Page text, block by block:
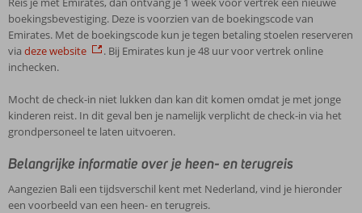
boekingsbevestiging. Deze is voorzien van de boekingscode van
Emirates. Met de boekingscode kun je tegen betaling stoelen reserveren
via deze website
. Bij Emirates kun je 48 uur voor vertrek online
inchecken.
Mocht de check-in niet lukken dan kan dit komen omdat je met jonge
kinderen reist. In dit geval ben je namelijk verplicht de check-in via het
grondpersoneel te laten uitvoeren.
Belangrijke informatie over je heen- en terugreis
Aangezien Bali een tijdsverschil kent met Nederland, vind je hieronder
een voorbeeld van een heen- en terugreis.